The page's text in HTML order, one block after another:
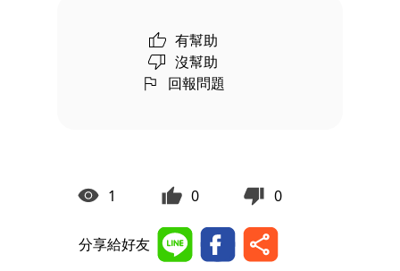
有幫助
沒幫助
回報問題
1 0 0
分享給好友